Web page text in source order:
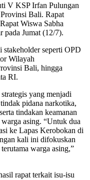
V KSP Irfan Pulungan
Bali. Rapat
Wiswa Sabha
pada Jumat (12/7).
stakeholder seperti OPD
Wilayah
Bali, hingga
RI.
yang menjadi
pidana narkotika,
tindakan keamanan
asing. “Untuk dua
ke Lapas Kerobokan di
kali ini difokuskan
warga asing,”
rapat terkait isu-isu